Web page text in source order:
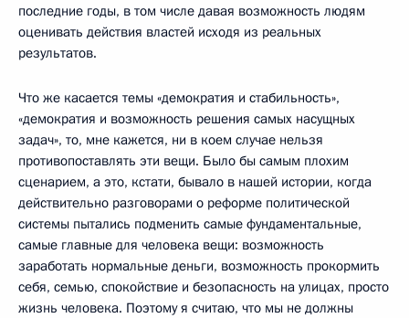
последние годы, в том числе давая возможность людям
оценивать действия властей исходя из реальных
результатов.
Что же касается темы «демократия и стабильность»,
«демократия и возможность решения самых насущных
задач», то, мне кажется, ни в коем случае нельзя
противопоставлять эти вещи. Было бы самым плохим
сценарием, а это, кстати, бывало в нашей истории, когда
действительно разговорами о реформе политической
системы пытались подменить самые фундаментальные,
самые главные для человека вещи: возможность
заработать нормальные деньги, возможность прокормить
себя, семью, спокойствие и безопасность на улицах, просто
жизнь человека. Поэтому я считаю, что мы не должны